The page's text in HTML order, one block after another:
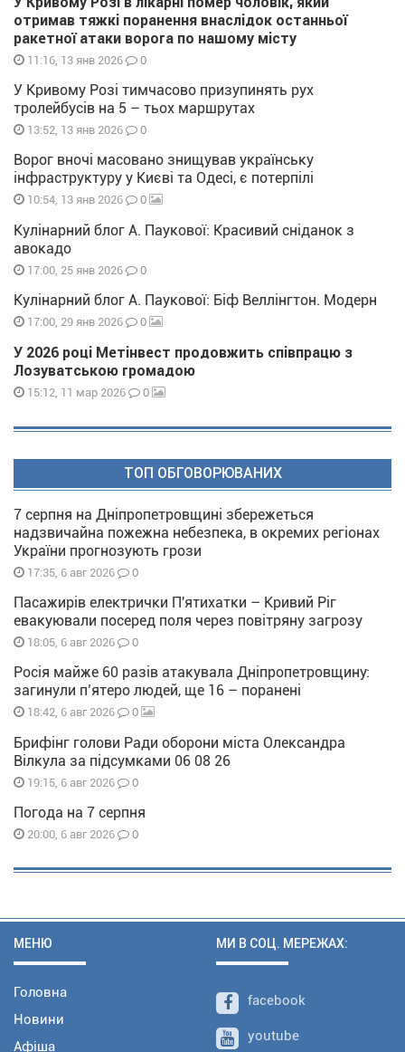
отримав тяжкі поранення внаслідок останньої
ракетної атаки ворога по нашому місту
11:16, 13 янв 2026 0
У Кривому Розі тимчасово призупинять рух
тролейбусів на 5 – тьох маршрутах
13:52, 13 янв 2026 0
Ворог вночі масовано знищував українську
інфраструктуру у Києві та Одесі, є потерпілі
10:54, 13 янв 2026 0
Кулінарний блог А. Паукової: Красивий сніданок з
авокадо
17:00, 25 янв 2026 0
Кулінарний блог А. Паукової: Біф Веллінгтон. Модерн
17:00, 29 янв 2026 0
У 2026 році Метінвест продовжить співпрацю з
Лозуватською громадою
15:12, 11 мар 2026 0
ТОП ОБГОВОРЮВАНИХ
7 серпня на Дніпропетровщині збережеться
надзвичайна пожежна небезпека, в окремих регіонах
України прогнозують грози
17:35, 6 авг 2026 0
Пасажирів електрички П'ятихатки – Кривий Ріг
евакуювали посеред поля через повітряну загрозу
18:05, 6 авг 2026 0
Росія майже 60 разів атакувала Дніпропетровщину:
загинули п’ятеро людей, ще 16 – поранені
18:42, 6 авг 2026 0
Брифінг голови Ради оборони міста Олександра
Вілкула за підсумками 06 08 26
19:15, 6 авг 2026 0
Погода на 7 серпня
20:00, 6 авг 2026 0
МЕНЮ
Головна
Новини
Афіша
МИ В СОЦ. МЕРЕЖАХ:
facebook
youtube